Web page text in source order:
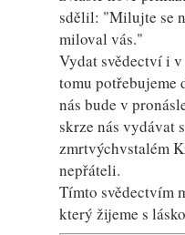
sdělil: "Milujte se
miloval vás."
Vydat svědectví i
tomu potřebujeme
nás bude v
skrze nás vydávat
zmrtvýchvstalém
nepřáteli.
Tímto svědectvím
který žijeme s